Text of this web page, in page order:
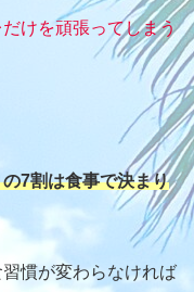
けを頑張ってしまう
7割は食事で決まり
慣が変わらなければ